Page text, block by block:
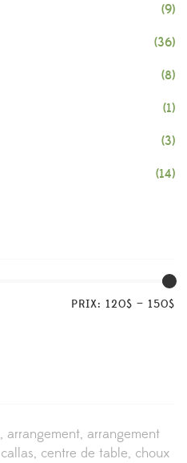
(9)
(36)
(8)
(1)
(3)
(14)
PRIX: 120$ — 150$
arrangement arrangement
callas centre de table choux